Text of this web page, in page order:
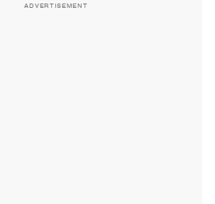
ADVERTISEMENT